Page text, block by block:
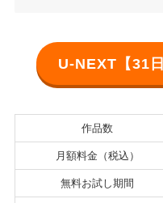
U-NEXT【31
作品数
月額料金（税込）
無料お試し期間